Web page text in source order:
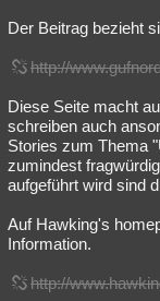
Der Beitrag bezieht
http://
Diese Seite macht
schreiben auch
Stories zum Thema
zumindest
aufgeführt wird sind
Auf Hawking's
Information.
http://